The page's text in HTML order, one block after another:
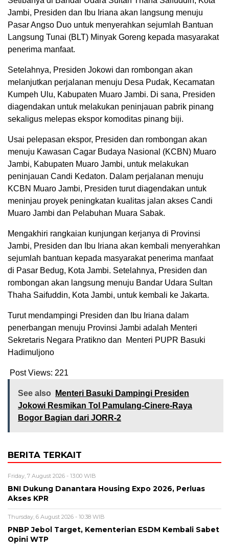
Jambi, Presiden dan Ibu Iriana akan langsung menuju
Pasar Angso Duo untuk menyerahkan sejumlah Bantuan
Langsung Tunai (BLT) Minyak Goreng kepada masyarakat
penerima manfaat.
Setelahnya, Presiden Jokowi dan rombongan akan
melanjutkan perjalanan menuju Desa Pudak, Kecamatan
Kumpeh Ulu, Kabupaten Muaro Jambi. Di sana, Presiden
diagendakan untuk melakukan peninjauan pabrik pinang
sekaligus melepas ekspor komoditas pinang biji.
Usai pelepasan ekspor, Presiden dan rombongan akan
menuju Kawasan Cagar Budaya Nasional (KCBN) Muaro
Jambi, Kabupaten Muaro Jambi, untuk melakukan
peninjauan Candi Kedaton. Dalam perjalanan menuju
KCBN Muaro Jambi, Presiden turut diagendakan untuk
meninjau proyek peningkatan kualitas jalan akses Candi
Muaro Jambi dan Pelabuhan Muara Sabak.
Mengakhiri rangkaian kunjungan kerjanya di Provinsi
Jambi, Presiden dan Ibu Iriana akan kembali menyerahkan
sejumlah bantuan kepada masyarakat penerima manfaat
di Pasar Bedug, Kota Jambi. Setelahnya, Presiden dan
rombongan akan langsung menuju Bandar Udara Sultan
Thaha Saifuddin, Kota Jambi, untuk kembali ke Jakarta.
Turut mendampingi Presiden dan Ibu Iriana dalam
penerbangan menuju Provinsi Jambi adalah Menteri
Sekretaris Negara Pratikno dan Menteri PUPR Basuki
Hadimuljono
Post Views: 221
See also
Menteri Basuki Dampingi Presiden
Jokowi Resmikan Tol Pamulang-Cinere-Raya
Bogor Bagian dari JORR-2
BERITA TERKAIT
Friday, 7 August 2026 - 13:00 WIB
BNI Dukung Danantara Housing Expo 2026, Perluas
Akses KPR
Thursday, 6 August 2026 - 10:38 WIB
PNBP Jebol Target, Kementerian ESDM Kembali Sabet
Opini WTP